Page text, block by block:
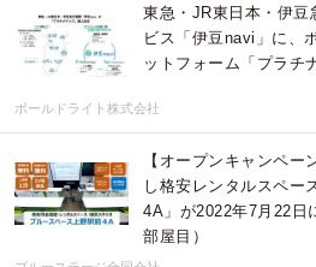
東急・JR東日本・伊豆
ビス「伊豆navi」に、
ットフォーム「プラチ
ボールドライト株式会社
【オープンキャンペ
し格安レンタルスペー
4A」が2022年7月22日
部屋目）